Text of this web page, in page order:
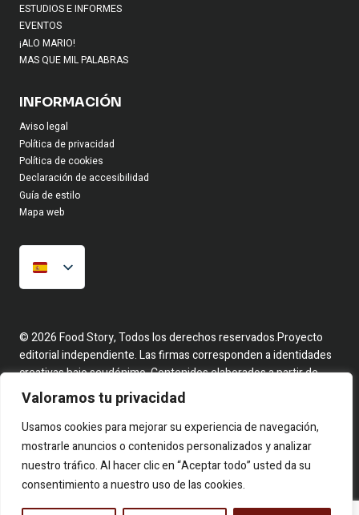
Valoramos tu privacidad
Usamos cookies para mejorar su experiencia de navegación,
mostrarle anuncios o contenidos personalizados y analizar
nuestro tráfico. Al hacer clic en “Aceptar todo” usted da su
consentimiento a nuestro uso de las cookies.
ESTUDIOS E INFORMES
EVENTOS
¡ALO MARIO!
MAS QUE MIL PALABRAS
INFORMACIÓN
Aviso legal
Política de privacidad
Política de cookies
Declaración de accesibilidad
Guía de estilo
Mapa web
© 2026 Food Story, Todos los derechos reservados.Proyecto
editorial independiente. Las firmas corresponden a identidades
creativas bajo seudónimo. Contenidos elaborados a partir de
hechos reales y fuentes públicas.